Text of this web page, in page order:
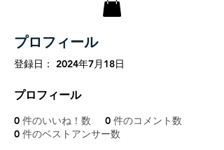
プロフィール
登録日： 2024年7月18日
プロフィール
0 件のいいね！数 0 件のコメント数
0 件のベストアンサー数